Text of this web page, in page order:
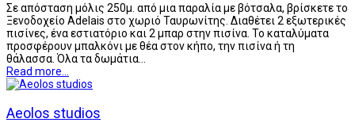
Σε απόσταση μόλις 250μ. από μια παραλία με βότσαλα, βρίσκετε το
Ξενοδοχείο Adelais στο χωριό Ταυρωνίτης. Διαθέτει 2 εξωτερικές
πισίνες, ένα εστιατόριο και 2 μπαρ στην πισίνα. Το καταλύματα
προσφέρουν μπαλκόνι με θέα στον κήπο, την πισίνα ή τη
θάλασσα. Όλα τα δωμάτια…
Read more...
Aeolos studios